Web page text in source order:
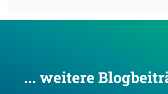
... weitere